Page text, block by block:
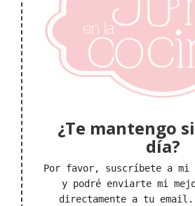
¿Te mantengo
día?
Por favor, suscríbete a
y podré enviarte mi
directamente a tu email.